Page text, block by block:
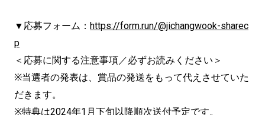
▼応募フォーム： https://form.run/@jichangwook-sharec
p
＜応募に関する注意事項／必ずお読みください＞
※当選者の発表は、賞品の発送をもって代えさせていた
だきます。
※特典は2024年1月下旬以降順次送付予定です。